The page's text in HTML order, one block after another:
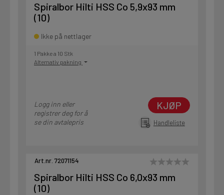
Spiralbor Hilti HSS Co 5,9x93 mm
(10)
Ikke på nettlager
1 Pakke a 10 Stk
Alternativ pakning
Logg inn eller
registrer deg for å
se din avtalepris
KJØP
Handleliste
Art.nr. 72071154
Spiralbor Hilti HSS Co 6,0x93 mm
(10)